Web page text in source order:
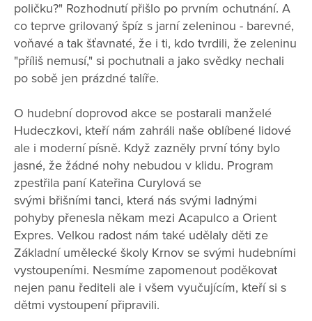
poličku?" Rozhodnutí přišlo po prvním ochutnání. A
co teprve grilovaný špíz s jarní zeleninou - barevné,
voňavé a tak šťavnaté, že i ti, kdo tvrdili, že zeleninu
"příliš nemusí," si pochutnali a jako svědky nechali
po sobě jen prázdné talíře.
O hudební doprovod akce se postarali manželé
Hudeczkovi, kteří nám zahráli naše oblíbené lidové
ale i moderní písně. Když zazněly první tóny bylo
jasné, že žádné nohy nebudou v klidu. Program
zpestřila paní Kateřina Curylová se
svými břišními tanci, která nás svými ladnými
pohyby přenesla někam mezi Acapulco a Orient
Expres. Velkou radost nám také udělaly děti ze
Základní umělecké školy Krnov se svými hudebními
vystoupeními. Nesmíme zapomenout poděkovat
nejen panu řediteli ale i všem vyučujícím, kteří si s
dětmi vystoupení připravili.